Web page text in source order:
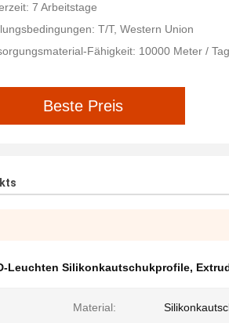
7 Arbeitstage
T/T, Western Union
Fähigkeit: 10000 Meter / Tag
Beste Preis
Leuchten Silikonkautschukprofile,
Material: